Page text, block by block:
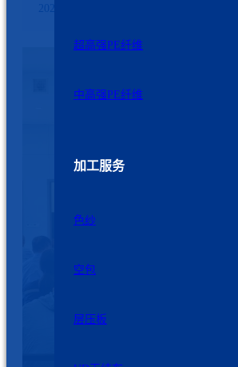
超高强PE纤维
中高强PE纤维
加工服务
色纱
空包
层压板
2026年6月8日